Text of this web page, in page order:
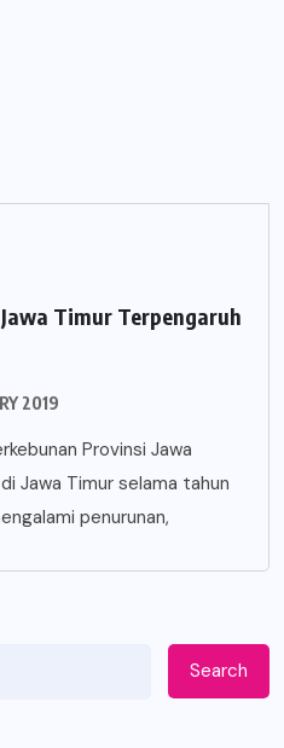
Timur Terpengaruh
2019
Provinsi Jawa
Jawa Timur selama tahun
penurunan,
Search